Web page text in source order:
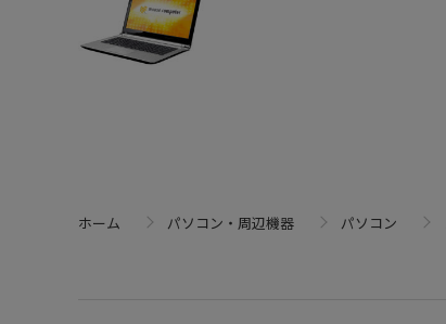
ホーム パソコン・周辺機器 パソコン